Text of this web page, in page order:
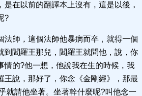
是在以前的翻譯本上沒有，這是以後，
?
法師，這個法師他暴病而卒，就得一個
到閻羅王那兒，閻羅王就問他，說，你
情的?他一想，他說我在生的時候，我
王說，那好了，你念《金剛經》，那最
就請他坐著。坐著幹什麼呢?叫他念一